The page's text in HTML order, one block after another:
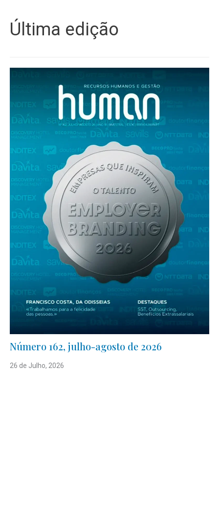
Última edição
Número 162, julho-agosto de 2026
26 de Julho, 2026